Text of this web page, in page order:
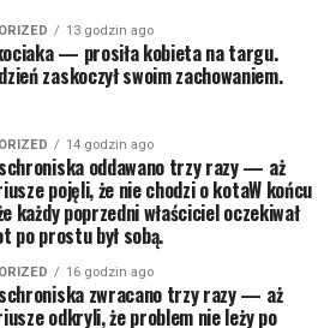
13 godzin ago
— prosiła kobieta na targu.
zaskoczył swoim zachowaniem.
14 godzin ago
oddawano trzy razy — aż
pojęli, że nie chodzi o kotaW końcu
każdy poprzedni właściciel oczekiwał
po prostu był sobą.
16 godzin ago
zwracano trzy razy — aż
odkryli, że problem nie leży po